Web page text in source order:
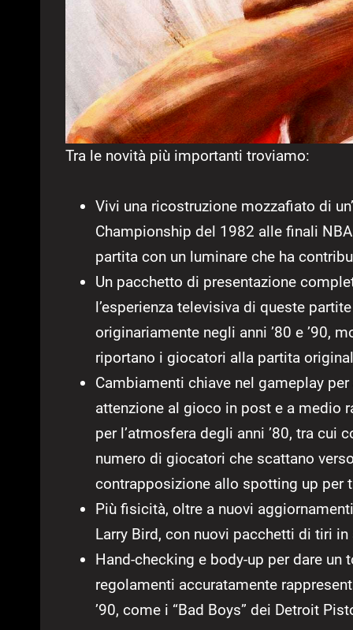
Tra le novità più importanti troviamo:
Vivi una ricostruzione mozzafiato di
Championship del 1982 alle finali
partita con un luminare che ha
Un pacchetto di presentazione
l’esperienza televisiva di queste
originariamente negli anni ’80 e ’90,
riportano i giocatori alla partita
Cambiamenti chiave nel gameplay
attenzione al gioco in post e a medio
per l’atmosfera degli anni ’80, tra cui
numero di giocatori che scattano
contrapposizione allo spotting up per
Più fisicità, oltre a nuovi
Larry Bird, con nuovi pacchetti di tiri
Hand-checking e body-up per dare
regolamenti accuratamente
’90, come i “Bad Boys” dei Detroit